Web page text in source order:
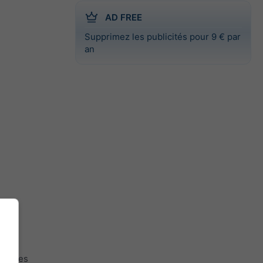
AD FREE
Supprimez les publicités pour 9 € par
an